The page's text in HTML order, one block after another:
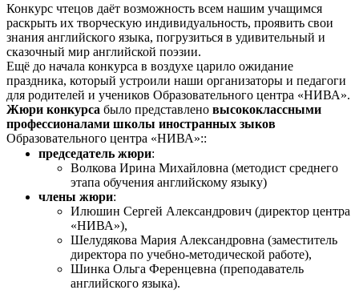
Конкурс чтецов даёт возможность всем нашим учащимся
раскрыть их творческую индивидуальность, проявить свои
знания английского языка, погрузиться в удивительный и
сказочный мир английской поэзии.
Ещё до начала конкурса в воздухе царило ожидание
праздника, который устроили наши организаторы и педагоги
для родителей и учеников Образовательного центра «НИВА».
Жюри конкурса было представлено высококлассными
профессионалами школы иностранных зыков
Образовательного центра «НИВА»::
председатель жюри:
Волкова Ирина Михайловна (методист среднего
этапа обучения английскому языку)
члены жюри:
Илюшин Сергей Александрович (директор центра
«НИВА»),
Шелудякова Мария Александровна (заместитель
директора по учебно-методической работе),
Шинка Ольга Ференцевна (преподаватель
английского языка).